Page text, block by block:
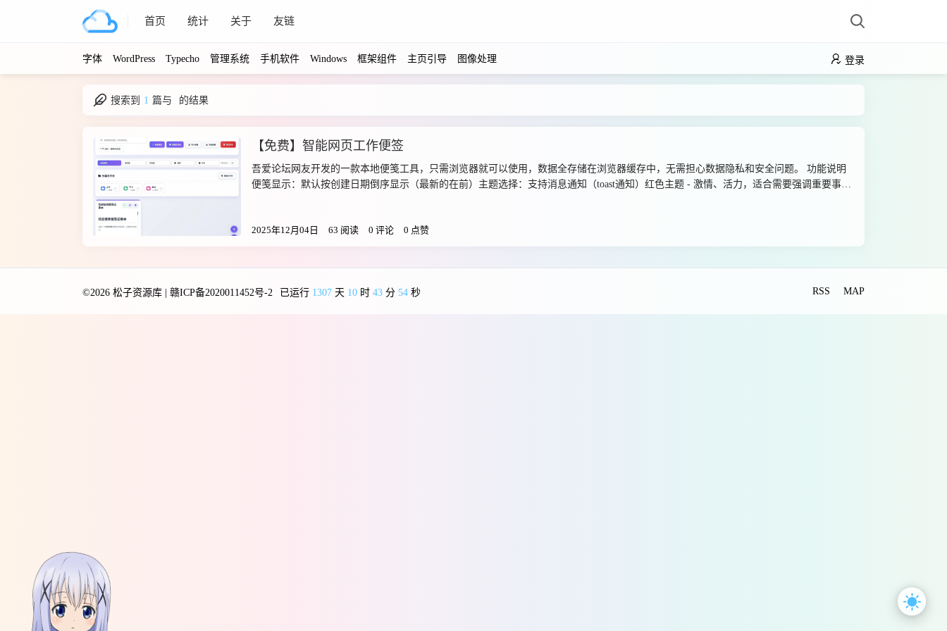
首页 统计 关于 友链
字体 WordPress Typecho 管理系统 手机软件 Windows 框架组件 主页引导 图像处理 登录
搜索到 1 篇与 的结果
2025-12-04
【免费】智能网页工作便签
吾爱论坛网友开发的一款本地便笺工具，只需浏览器就可以使用，数据全存储在浏览器缓存中，无需担心数据隐私和安全问题。 功能说明
便笺显示：默认按创建日期倒序显示（最新的在前）主题选择：支持消息通知（toast通知）红色主题 - 激情、活力，适合需要强调重要事项
格式文件完成操作：工作任务可点击完成，或一键完成所有在线体验网址： https://tool.szfx.top/tool/note/下载地址{cloud title="迅雷云盘"
type="xl" url="https://pan.xunlei.com/s/VOfbcr_XbXDFrVlPbKj3ZkzJA1?pwd=hdsr" password=""/}{cloud title="夸克网盘" type="qk"
2025年12月04日 63 阅读 0 评论 0 点赞
©2026 松子资源库 | 赣ICP备2020011452号-2 已运行 1307 天 10 时 43 分 55 秒 RSS MAP